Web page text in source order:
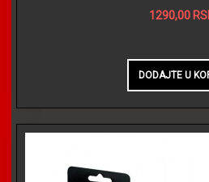
1290,00